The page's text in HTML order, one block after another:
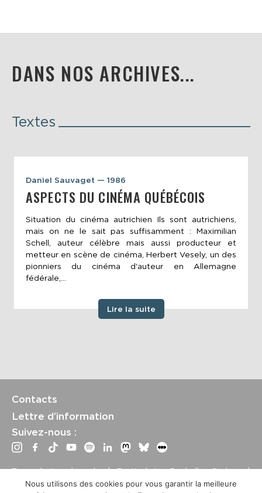
DANS NOS ARCHIVES...
Textes
Daniel Sauvaget — 1986
ASPECTS DU CINÉMA QUÉBÉCOIS
Situation du cinéma autrichien Ils sont autrichiens,
mais on ne le sait pas suffisamment : Maximilian
Schell, auteur célèbre mais aussi producteur et
metteur en scène de cinéma, Herbert Vesely, un des
pionniers du cinéma d'auteur en Allemagne
fédérale,...
Lire la suite
Contacts
Lettre d’information
Suivez-nous :
Tous droits réservés | Festival La Rochelle Cinéma |
International Film Festival – Mentions légales –Conditions
Nous utilisons des cookies pour vous garantir la meilleure